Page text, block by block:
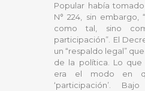
Popular había
N° 224, sin embargo,
como tal, sino
participación”. El
un “respaldo legal”
de la política. Lo
era el modo en
‘participación’.